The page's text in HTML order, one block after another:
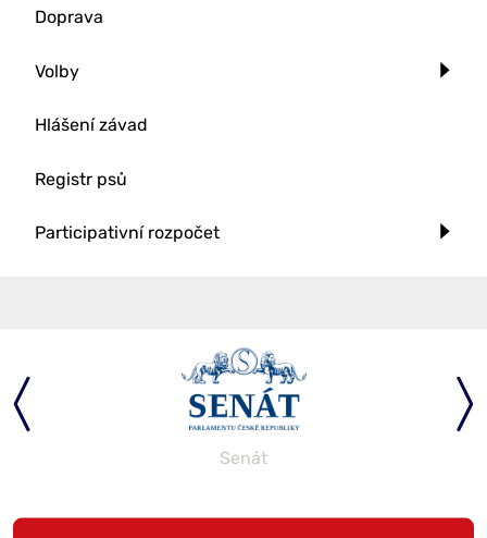
Doprava
Volby
Hlášení závad
Registr psů
Participativní rozpočet
Senát